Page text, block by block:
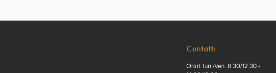
Contatti
Orari: lun./ven. 8.30/12.30 -